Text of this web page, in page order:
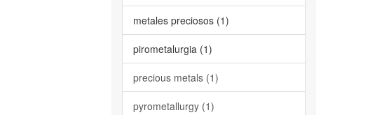
metales preciosos (1)
pirometalurgia (1)
precious metals (1)
pyrometallurgy (1)